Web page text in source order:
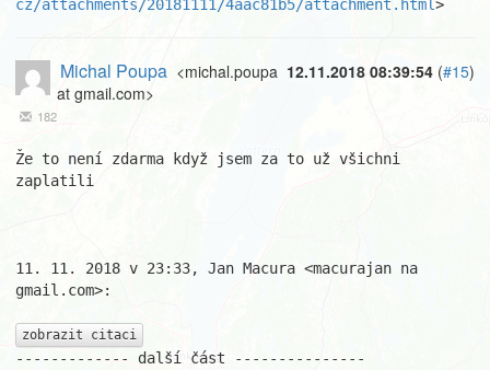
cz/attachments/20181111/4aac81b5/attachment.html>
12.11.2018 08:39:54 (#15)
Michal Poupa <michal.poupa
at gmail.com>
182
Že to není zdarma když jsem za to už všichni
zaplatili
11. 11. 2018 v 23:33, Jan Macura <macurajan na
gmail.com>:
zobrazit citaci
------------- další část ---------------